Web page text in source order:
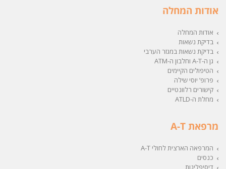
אודות המחלה
אודות המחלה
בדיקת נשאות
בדיקת נשאות במגזר הערבי
גן ה-A-T וחלבון ה-ATM
הטיפולים הקיימים
פרופ’ יוסי שילה
קישורים רלוונטיים
מחלת ה-ATLD
מרפאת A-T
המרפאה הארצית לחולי A-T
כנסים
דיסיפלינות